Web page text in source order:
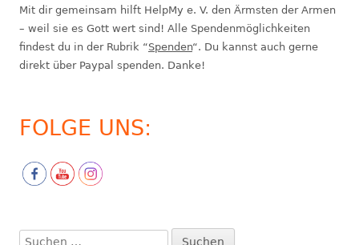
Mit dir gemeinsam hilft HelpMy e. V. den Ärmsten der Armen
– weil sie es Gott wert sind! Alle Spendenmöglichkeiten
findest du in der Rubrik “Spenden“. Du kannst auch gerne
direkt über Paypal spenden. Danke!
FOLGE UNS:
Suchen